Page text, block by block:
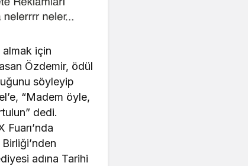
almak için
Özdemir, ödül
söyleyip
“Madem öyle,
dedi.
adına Tarihi